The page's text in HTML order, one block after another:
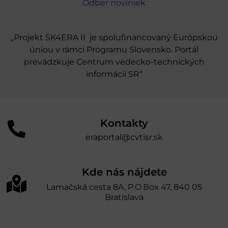
Odber noviniek
„Projekt SK4ERA II je spolufinancovaný Európskou
úniou v rámci Programu Slovensko. Portál
prevádzkuje Centrum vedecko-technických
informácií SR“
Kontakty
eraportal@cvtisr.sk
Kde nás nájdete
Lamačská cesta 8A, P.O.Box 47, 840 05
Bratislava